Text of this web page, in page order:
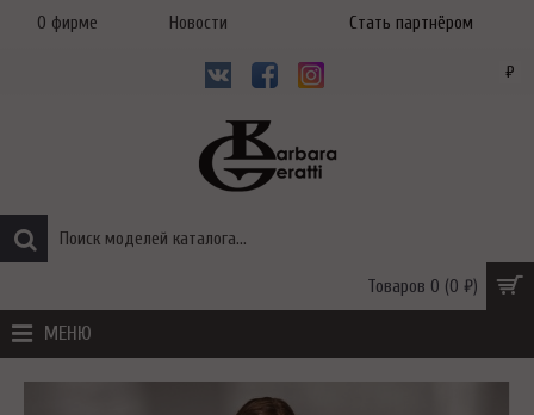
О фирме Новости Стать партнёром
₽
Товаров 0 (0 ₽)
МЕНЮ